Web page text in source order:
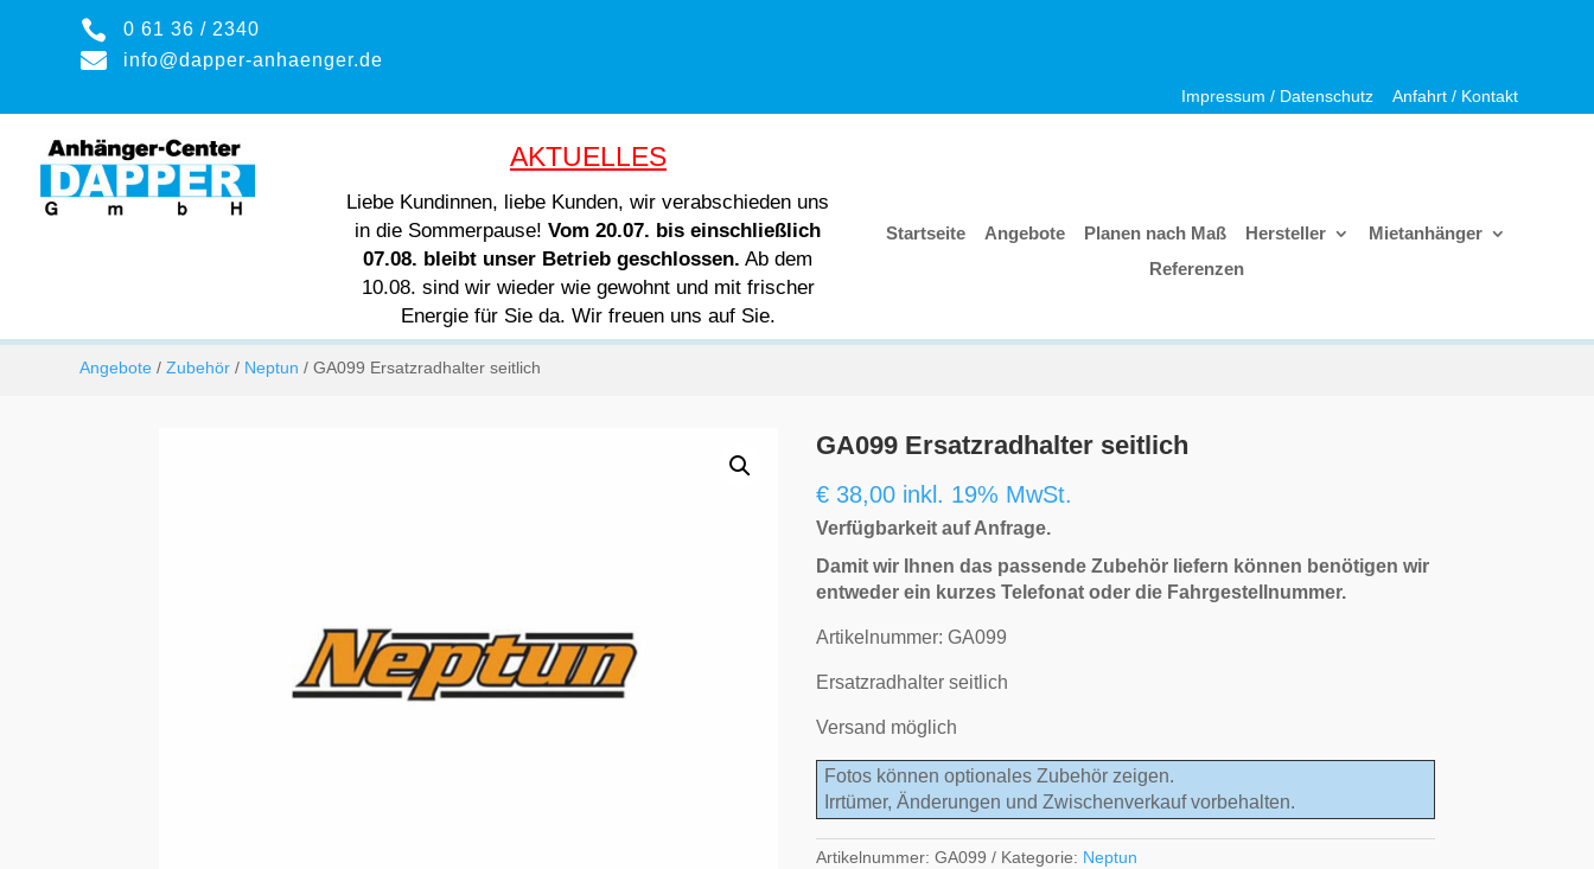
 0 61 36 / 2340
 info@dapper-anhaenger.de
Impressum / Datenschutz Anfahrt / Kontakt
AKTUELLES
Liebe Kundinnen, liebe Kunden, wir verabschieden uns
in die Sommerpause!Vom 20.07. bis einschließlich
07.08. bleibt unser Betrieb geschlossen. Ab dem
10.08. sind wir wieder wie gewohnt und mit frischer
Energie für Sie da. Wir freuen uns auf Sie.
Startseite Angebote Planen nach Maß Hersteller
Mietanhänger
Referenzen
Angebote /Zubehör / Neptun / GA099 Ersatzradhalter seitlich
GA099 Ersatzradhalter seitlich
€ 38,00 inkl. 19% MwSt.
Verfügbarkeit auf Anfrage.
Damit wir Ihnen das passende Zubehör liefern können benötigen wir
entweder ein kurzes Telefonat oder die Fahrgestellnummer.
Artikelnummer: GA099
Ersatzradhalter seitlich
Versand möglich
Fotos können optionales Zubehör zeigen.
Irrtümer, Änderungen und Zwischenverkauf vorbehalten.
Artikelnummer:GA099 Kategorie: Neptun